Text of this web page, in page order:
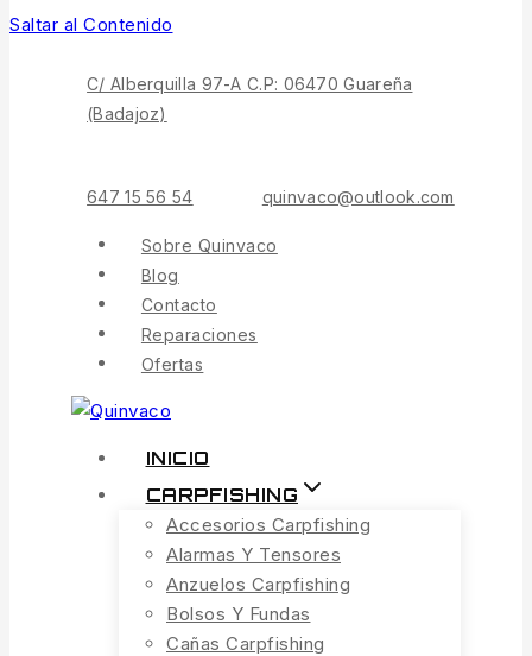
Saltar al Contenido
C/ Alberquilla 97-A C.P: 06470 Guareña
(Badajoz)
647 15 56 54 quinvaco@outlook.com
Sobre Quinvaco
Blog
Contacto
Reparaciones
Ofertas
INICIO
CARPFISHING
Accesorios Carpfishing
Alarmas Y Tensores
Anzuelos Carpfishing
Bolsos Y Fundas
Cañas Carpfishing